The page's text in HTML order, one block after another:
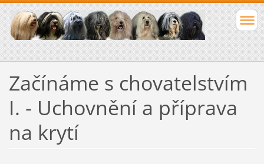
Začínáme s chovatelstvím
I. - Uchovnění a příprava
na krytí